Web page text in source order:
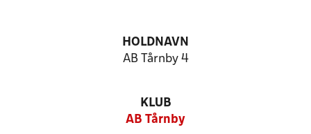
HOLDNAVN
AB Tårnby 4
KLUB
AB Tårnby